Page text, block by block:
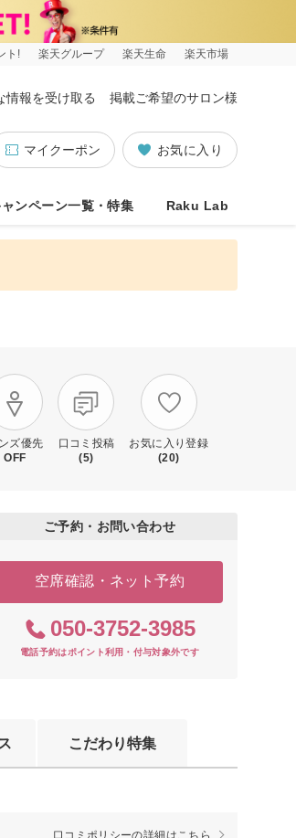
ト! 楽天グループ 楽天生命 楽天市場
情報を受け取る 掲載ご希望のサロン様
お気に入り
マイクーポン
ャンペーン一覧・特集 Raku Lab
ズ優先
OFF
口コミ投稿
(5)
お気に入り登録
(20)
ご予約・お問い合わせ
空席確認・ネット予約
050-3752-3985
電話予約はポイント利用・付与対象外です
こだわり特集
口コミポリシーの詳細はこちら